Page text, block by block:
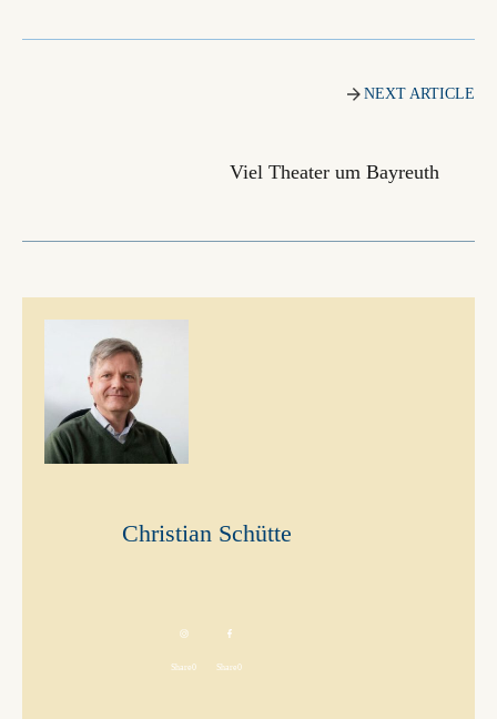
NEXT ARTICLE
Viel Theater um Bayreuth
Christian Schütte
Share0 Share0